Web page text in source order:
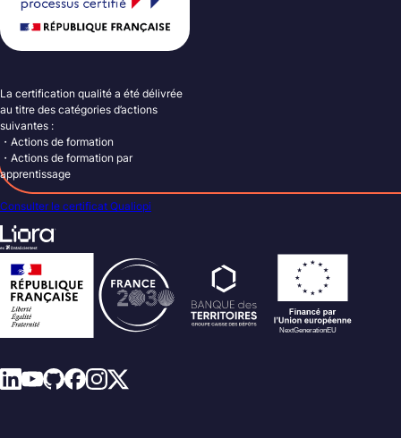
La certification qualité a été délivrée
au titre des catégories d’actions
suivantes :
・Actions de formation
・Actions de formation par
apprentissage
Consulter le certificat Qualiopi